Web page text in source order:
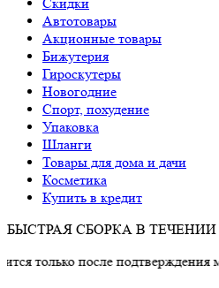
Автотовары
Акционные товары
Бижутерия
Гироскутеры
Новогодние
Спорт, похудение
Упаковка
Шланги
Товары для дома и дачи
Косметика
Купить в кредит
БЫСТРАЯ СБОРКА В ТЕЧЕНИИ
после подтверждения